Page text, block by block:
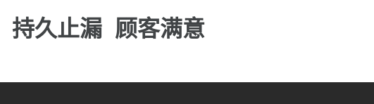
持久止漏 顾客满意